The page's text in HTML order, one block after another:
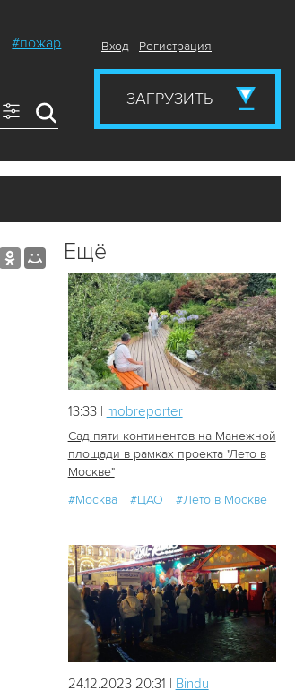
#пожар Вход | Регистрация
ЗАГРУЗИТЬ
Ещё
13:33 | mobreporter
Сад пяти континентов на Манежной
площади в рамках проекта "Лето в
Москве"
#Москва
#ЦАО #Лето в Москве
24.12.2023 20:31 | Bindu